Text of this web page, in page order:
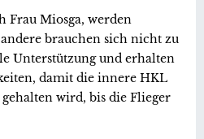
Frau Miosga, werden
brauchen sich nicht zu
Unterstützung und erhalten
damit die innere HKL
wird, bis die Flieger